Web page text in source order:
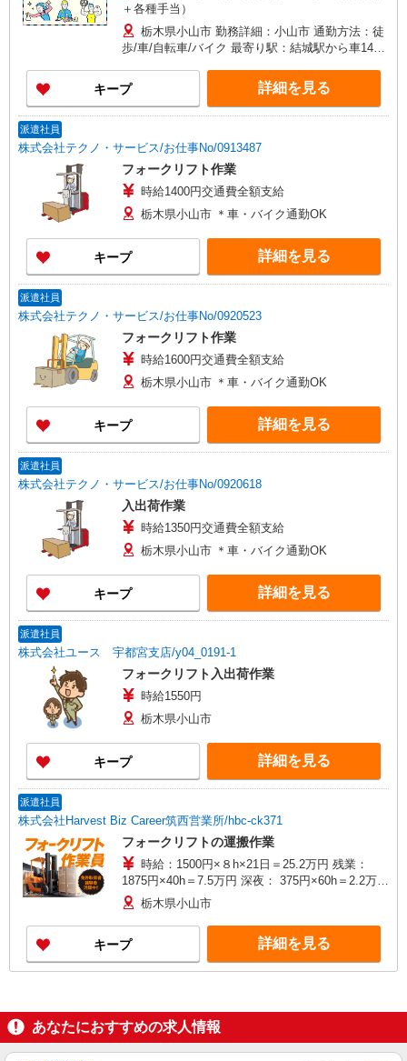
＋各種手当）
栃木県小山市 勤務詳細：小山市 通勤方法：徒
歩/車/自転車/バイク 最寄り駅：結城駅から車14分
キープ 詳細を見る
派遣社員
株式会社テクノ・サービス/お仕事No/0913487
フォークリフト作業
時給1400円交通費全額支給
栃木県小山市 ＊車・バイク通勤OK
キープ 詳細を見る
派遣社員
株式会社テクノ・サービス/お仕事No/0920523
フォークリフト作業
時給1600円交通費全額支給
栃木県小山市 ＊車・バイク通勤OK
キープ 詳細を見る
派遣社員
株式会社テクノ・サービス/お仕事No/0920618
入出荷作業
時給1350円交通費全額支給
栃木県小山市 ＊車・バイク通勤OK
キープ 詳細を見る
派遣社員
株式会社ユース 宇都宮支店/y04_0191-1
フォークリフト入出荷作業
時給1550円
栃木県小山市
キープ 詳細を見る
派遣社員
株式会社Harvest Biz Career筑西営業所/hbc-ck371
フォークリフトの運搬作業
時給：1500円×８h×21日＝25.2万円 残業：
1875円×40h＝7.5万円 深夜： 375円×60h＝2.2万円
交通費：最大2万円支給 合計：月収35万円以上可
栃木県小山市
キープ 詳細を見る
あなたにおすすめの求人情報